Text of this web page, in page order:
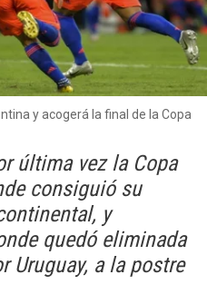
y acogerá la final de la Copa
última vez la Copa
consiguió su
y
quedó eliminada
Uruguay, a la postre